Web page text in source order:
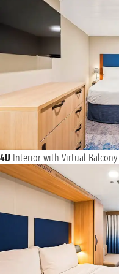
4U Interior with Virtual Balcony